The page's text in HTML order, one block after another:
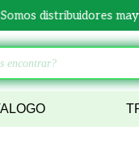
Somos distribuidores